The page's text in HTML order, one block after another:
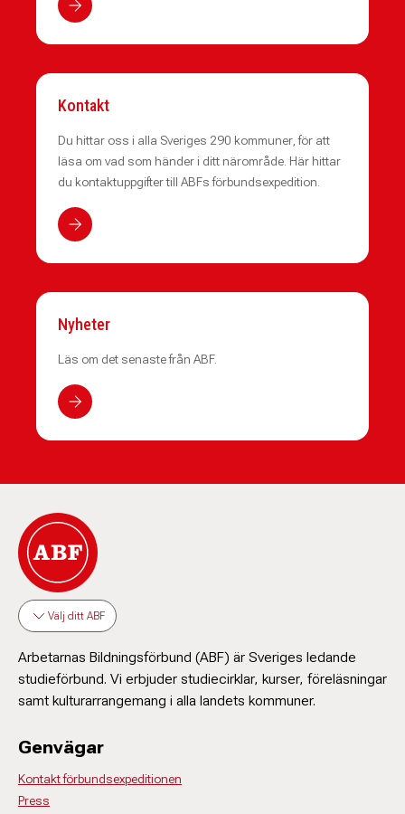
Kontakt
Du hittar oss i alla Sveriges 290 kommuner, för att
läsa om vad som händer i ditt närområde. Här hittar
du kontaktuppgifter till ABFs förbundsexpedition.
Nyheter
Läs om det senaste från ABF.
Välj ditt ABF
Arbetarnas Bildningsförbund (ABF) är Sveriges ledande
studieförbund. Vi erbjuder studiecirklar, kurser, föreläsningar
samt kulturarrangemang i alla landets kommuner.
Genvägar
Kontakt förbundsexpeditionen
Press